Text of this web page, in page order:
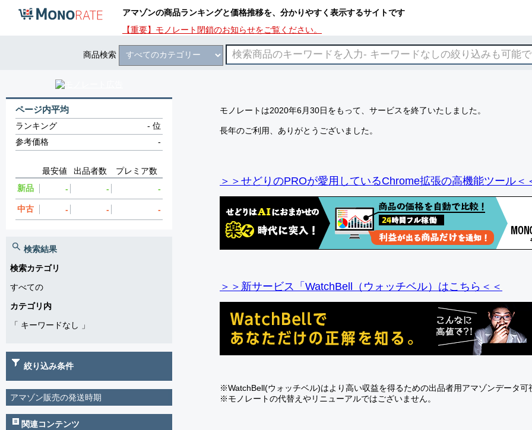
アマゾンの商品ランキングと価格推移を、分かりやすく表示するサイトです
【重要】モノレート閉鎖のお知らせをご覧ください。
商品検索
モノレートは2020年6月30日をもって、サービスを終了いたしました。
長年のご利用、ありがとうございました。
＞＞せどりのPROが愛用しているChrome拡張の高機能ツール＜
＞＞新サービス「WatchBell（ウォッチベル）はこちら＜＜
※WatchBell(ウォッチベル)はより高い収益を得るための出品者用アマゾンデータ可
※モノレートの代替えやリニューアルではございません。
ページ内平均
ランキング -位
参考価格
-
最安値 出品者数
プレミア数
新品
- - -
中古 - - -
検索結果
検索カテゴリ
すべての
カテゴリ内
「 キーワードなし 」
絞り込み条件
アマゾン販売の発送時期
関連コンテンツ